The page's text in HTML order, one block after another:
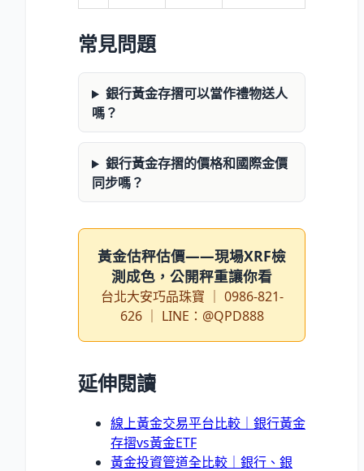
常見問題
銀行黃金存摺可以當作禮物送人
嗎？
銀行黃金存摺的價格和國際金價
同步嗎？
黃金估秤估價——現場XRF檢
測成色，公開秤重讓你看
台北大安巧品珠寶 ｜ 0986-821-
626 ｜ LINE：@QPD888
延伸閱讀
線上黃金交易平台比較｜銀行黃金
存摺vs黃金ETF
黃金投資管道全比較｜銀行、銀